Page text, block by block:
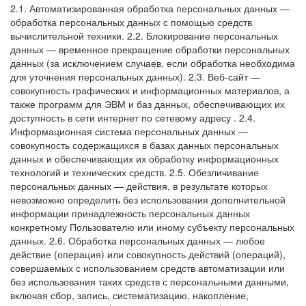
2.1. Автоматизированная обработка персональных данных —
обработка персональных данных с помощью средств
вычислительной техники. 2.2. Блокирование персональных
данных — временное прекращение обработки персональных
данных (за исключением случаев, если обработка необходима
для уточнения персональных данных). 2.3. Веб-сайт —
совокупность графических и информационных материалов, а
также программ для ЭВМ и баз данных, обеспечивающих их
доступность в сети интернет по сетевому адресу . 2.4.
Информационная система персональных данных —
совокупность содержащихся в базах данных персональных
данных и обеспечивающих их обработку информационных
технологий и технических средств. 2.5. Обезличивание
персональных данных — действия, в результате которых
невозможно определить без использования дополнительной
информации принадлежность персональных данных
конкретному Пользователю или иному субъекту персональных
данных. 2.6. Обработка персональных данных — любое
действие (операция) или совокупность действий (операций),
совершаемых с использованием средств автоматизации или
без использования таких средств с персональными данными,
включая сбор, запись, систематизацию, накопление,